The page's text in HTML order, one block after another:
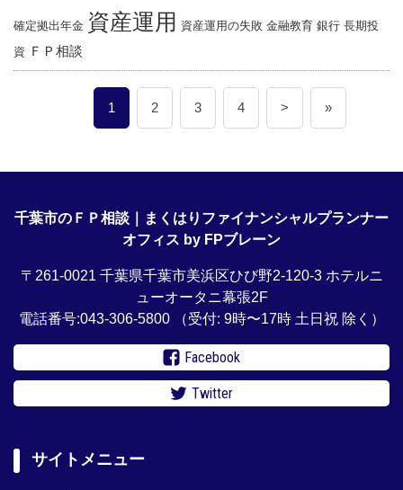
確定拠出年金 資産運用 資産運用の失敗 金融教育 銀行 長期投
資 ＦＰ相談
1 2 3 4 > »
千葉市のＦＰ相談｜まくはりファイナンシャルプランナー
オフィス by FPブレーン
〒261-0021 千葉県千葉市美浜区ひび野2-120-3 ホテルニ
ューオータニ幕張2F
電話番号:043-306-5800
（受付: 9時〜17時 土日祝 除く）
Facebook
Twitter
サイトメニュー